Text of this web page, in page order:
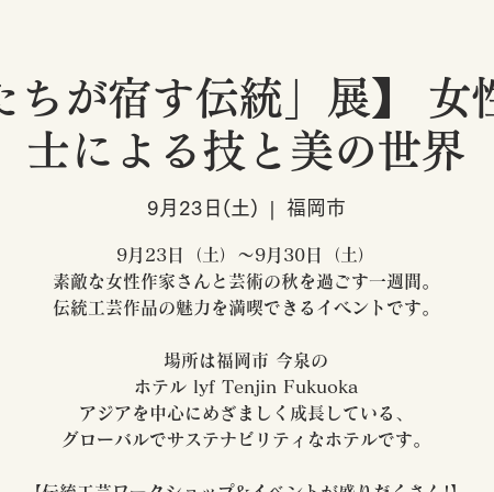
ちが宿す伝統」展】 女
士による技と美の世界
9月23日(土)
  |
福岡市
9月23日（土）〜9月30日（土）
素敵な女性作家さんと芸術の秋を過ごす一週間。
伝統工芸作品の魅力を満喫できるイベントです。
場所は福岡市 今泉の
ホテル lyf Tenjin Fukuoka
アジアを中心にめざましく成長している、
グローバルでサステナビリティなホテルです。